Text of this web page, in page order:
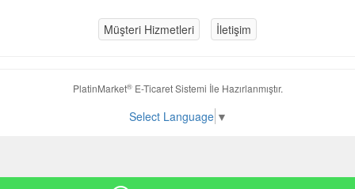
Müşteri Hizmetleri İletişim
PlatinMarket®E-Ticaret Sistemi İle Hazırlanmıştır.
Select Language ▼